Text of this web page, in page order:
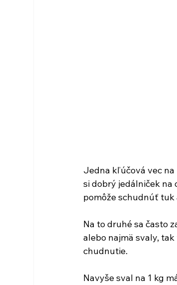
Jedna kľúčová vec
si dobrý jedálniček
pomôže schudnúť tuk
Na to druhé sa často
alebo najmä svaly,
chudnutie.
Navyše sval na 1 kg